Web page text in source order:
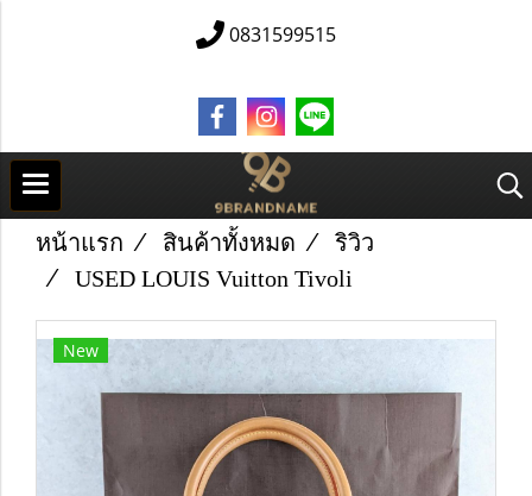
0831599515
หน้าแรก สินค้าทั้งหมด
ริวิว
U​S​E​D L​O​U​IS Vuitton Tivoli
New